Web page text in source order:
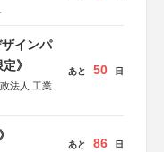
インパ
》
法人 工業
あと 50 日
あと 86 日